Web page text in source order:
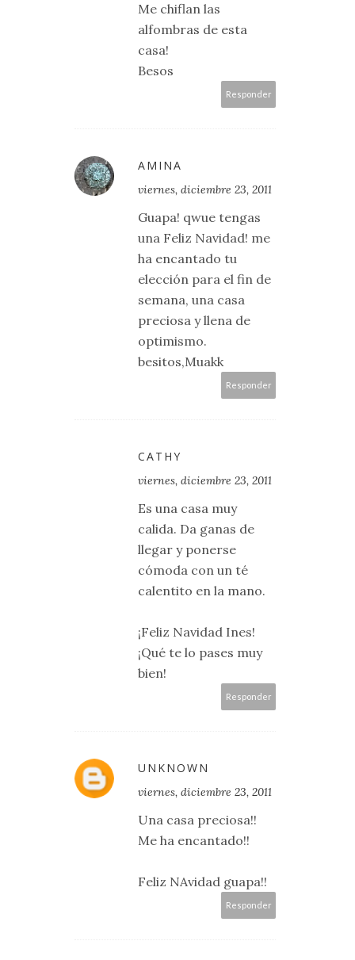
Me chiflan las
alfombras de esta
casa!
Besos
Responder
AMINA
viernes, diciembre 23, 2011
Guapa! qwue tengas
una Feliz Navidad! me
ha encantado tu
elección para el fin de
semana, una casa
preciosa y llena de
optimismo.
besitos,Muakk
Responder
CATHY
viernes, diciembre 23, 2011
Es una casa muy
calida. Da ganas de
llegar y ponerse
cómoda con un té
calentito en la mano.
¡Feliz Navidad Ines!
¡Qué te lo pases muy
bien!
Responder
UNKNOWN
viernes, diciembre 23, 2011
Una casa preciosa!!
Me ha encantado!!
Feliz NAvidad guapa!!
Responder